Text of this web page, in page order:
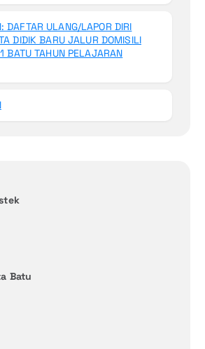
DAFTAR ULANG/LAPOR DIRI
DIDIK BARU JALUR DOMISILI
BATU TAHUN PELAJARAN
Batu